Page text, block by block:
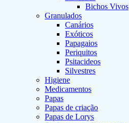
Bichos Vivos
Granulados
Canários
Exóticos
Papagaios
Periquitos
Psitacideos
Silvestres
Higiene
Medicamentos
Papas
Papas de criação
Papas de Lorys